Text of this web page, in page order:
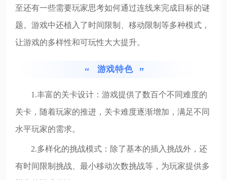
至还有一些需要玩家思考如何通过连线来完成目标的谜
题。游戏中还植入了时间限制、移动限制等多种模式，
让游戏的多样性和可玩性大大提升。
游戏特色
1.丰富的关卡设计：游戏提供了数百个不同难度的
关卡，随着玩家的推进，关卡难度逐渐增加，满足不同
水平玩家的需求。
2.多样化的挑战模式：除了基本的插入挑战外，还
有时间限制挑战、最小移动次数挑战等，为玩家提供多